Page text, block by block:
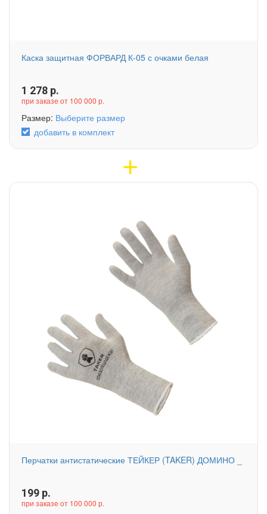
Каска защитная ФОРВАРД К-05 с очками белая
1 278 р.
при заказе от 100 000 р.
Размер: Выберите размер
добавить в комплект
Перчатки антистатические ТЕЙКЕР (TAKER) ДОМИНО _
199 р.
при заказе от 100 000 р.